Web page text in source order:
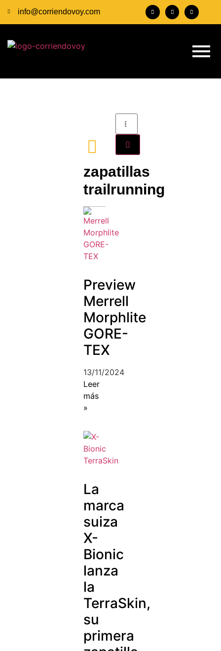
info@corriendovoy.com
zapatillas
trailrunning
Preview
Merrell
Morphlite
GORE-
TEX
13/11/2024
Leer
más
»
La
marca
suiza
X-
Bionic
lanza
la
TerraSkin,
su
primera